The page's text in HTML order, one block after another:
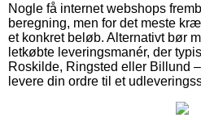
Nogle få internet webshops
beregning, men for det meste
et konkret beløb. Alternativt bør
letkøbte leveringsmanér, der
Roskilde, Ringsted eller Billund
levere din ordre til et